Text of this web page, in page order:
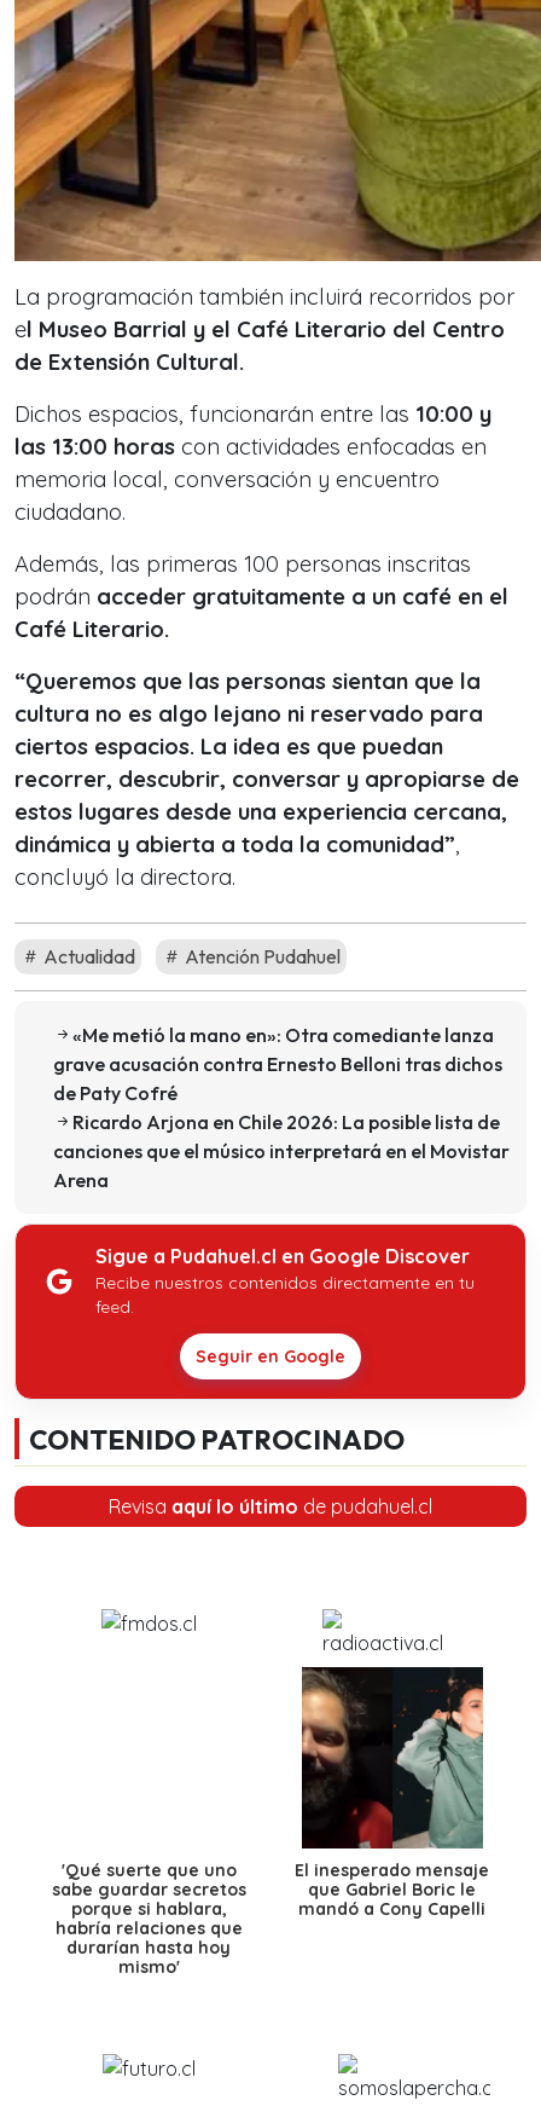
La programación también incluirá recorridos por
el Museo Barrial y el Café Literario del Centro
de Extensión Cultural.
Dichos espacios, funcionarán entre las 10:00 y
las 13:00 horas con actividades enfocadas en
memoria local, conversación y encuentro
ciudadano.
Además, las primeras 100 personas inscritas
podrán acceder gratuitamente a un café en el
Café Literario.
“Queremos que las personas sientan que la
cultura no es algo lejano ni reservado para
ciertos espacios. La idea es que puedan
recorrer, descubrir, conversar y apropiarse de
estos lugares desde una experiencia cercana,
dinámica y abierta a toda la comunidad”,
concluyó la directora.
Actualidad Atención Pudahuel
«Me metió la mano en»: Otra comediante lanza
grave acusación contra Ernesto Belloni tras dichos
de Paty Cofré
Ricardo Arjona en Chile 2026: La posible lista de
canciones que el músico interpretará en el Movistar
Arena
Sigue a Pudahuel.cl en Google Discover
Recibe nuestros contenidos directamente en tu
feed.
Seguir en Google
CONTENIDO PATROCINADO
Revisa aquí lo último de pudahuel.cl
'Qué suerte que uno
sabe guardar secretos
porque si hablara,
habría relaciones que
durarían hasta hoy
mismo'
El inesperado mensaje
que Gabriel Boric le
mandó a Cony Capelli